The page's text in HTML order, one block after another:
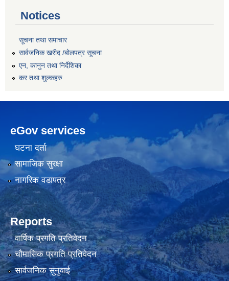
Notices
सूचना तथा समाचार
सार्वजनिक खरीद /बोलपत्र सूचना
एन, कानुन तथा निर्देशिका
कर तथा शुल्कहरु
eGov services
घटना दर्ता
सामाजिक सुरक्षा
नागरिक वडापत्र
Reports
वार्षिक प्रगति प्रतिवेदन
चौमासिक प्रगति प्रतिवेदन
सार्वजनिक सुनुवाई